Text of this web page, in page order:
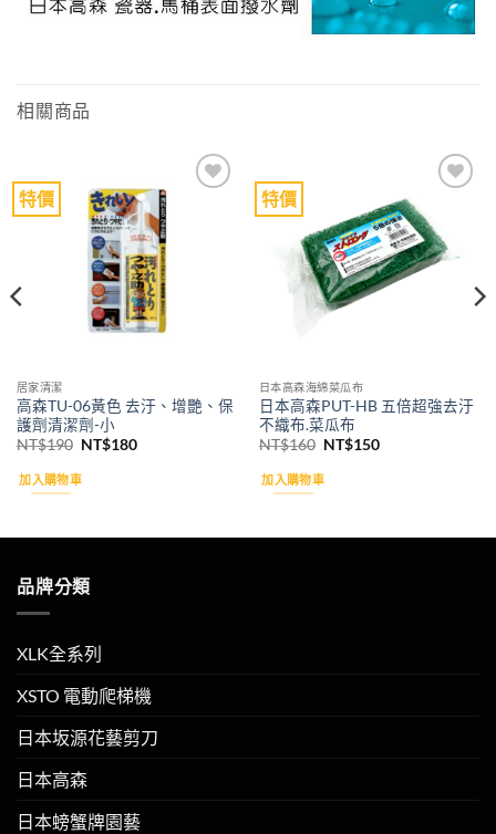
相關商品
特價
居家清潔
高森TU-06黃色 去汙、增艷、保
護劑清潔劑-小
NT$190 原
價
格：
NT$180目
加入購物車
特價
wishlist
日本高森海綿菜瓜布
日本高森PUT-HB 五倍超強去汙
不織布.菜瓜布
NT$160 原
價
格：
NT$150目
加入購物車
品牌分類
XLK全系列
XSTO 電動爬梯機
日本坂源花藝剪刀
日本高森
日本螃蟹牌園藝